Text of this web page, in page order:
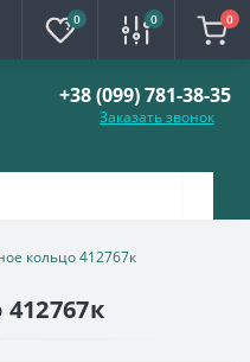
0 0 0
+38 (099) 781-38-35
Заказать звонок
кольцо 412767к